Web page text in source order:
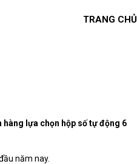
TRANG CHỦ
lựa chọn hộp số tự động 6
năm nay.